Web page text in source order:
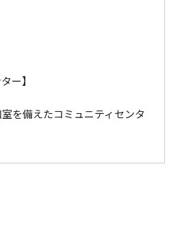
ー】
を備えたコミュニティセンタ